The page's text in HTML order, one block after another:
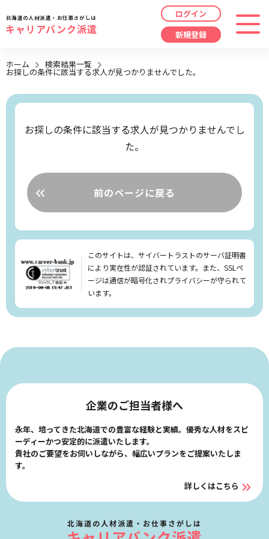
勤務地 指定なし
時給/日給/月給から選択
こだわり 指定なし
リセット 検索する
最近見た求人
求人履歴はありません。
最近利用した検索条件
検索履歴はありません。
北海道の人材派遣・お仕事さがしは
キャリアバンク派遣
ログイン
新規登録
ホーム 検索結果一覧
お探しの条件に該当する求人が見つかりませんでした。
お探しの条件に該当する求人が見つかりませんでし
た。
前のページに戻る
このサイトは、サイバートラストのサーバ証明書
により実在性が認証されています。また、SSLペ
ージは通信が暗号化されプライバシーが守られて
います。
企業のご担当者様へ
永年、培ってきた北海道での豊富な経験と実績。優秀な人材をスピ
ーディーかつ安定的に派遣いたします。
貴社のご要望をお伺いしながら、幅広いプランをご提案いたしま
す。
詳しくはこちら
北海道の人材派遣・お仕事さがしは